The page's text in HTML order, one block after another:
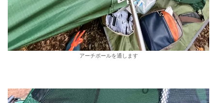
アーチポールを通します